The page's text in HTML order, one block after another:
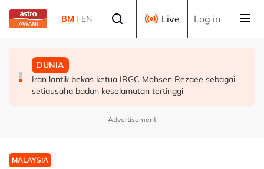
Skip to main content
BM | EN Live Log in
MALAYSIA
Dua kanak-kanak hilang ditemukan lemas dalam
empangan
TEKNOLOGI
X tamatkan program Creator Revenue Sharing bulan
depan
DUNIA
Iran lantik bekas ketua IRGC Mohsen Rezaee sebagai
setiausaha badan keselamatan tertinggi
Advertisement
MALAYSIA